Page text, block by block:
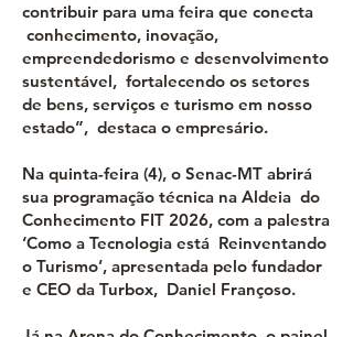
contribuir para uma feira que conecta
conhecimento, inovação,
empreendedorismo e desenvolvimento
sustentável, fortalecendo os setores
de bens, serviços e turismo em nosso
estado”, destaca o empresário.
Na quinta-feira (4), o Senac-MT abrirá
sua programação técnica na Aldeia do
Conhecimento FIT 2026, com a palestra
‘Como a Tecnologia está Reinventando
o Turismo’, apresentada pelo fundador
e CEO da Turbox, Daniel Françoso.